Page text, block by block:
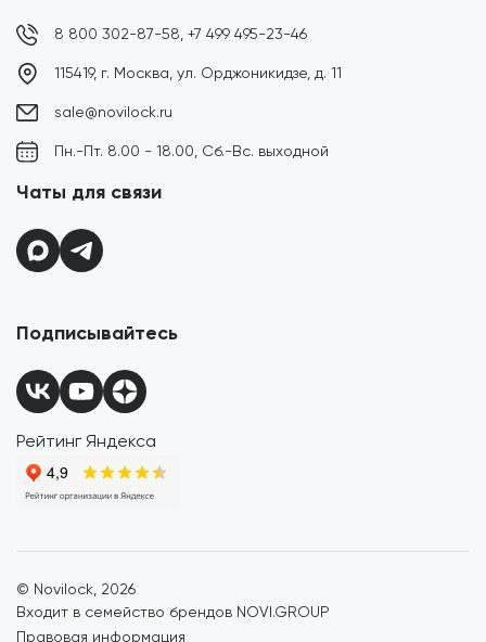
8 800 302-87-58, +7 499 495-23-46
115419, г. Москва, ул. Орджоникидзе, д. 11
sale@novilock.ru
Пн.-Пт. 8.00 - 18.00, Сб.-Вс. выходной
Чаты для связи
Подписывайтесь
Рейтинг Яндекса
© Novilock, 2026
Входит в семейство брендов NOVI.GROUP
Правовая информация